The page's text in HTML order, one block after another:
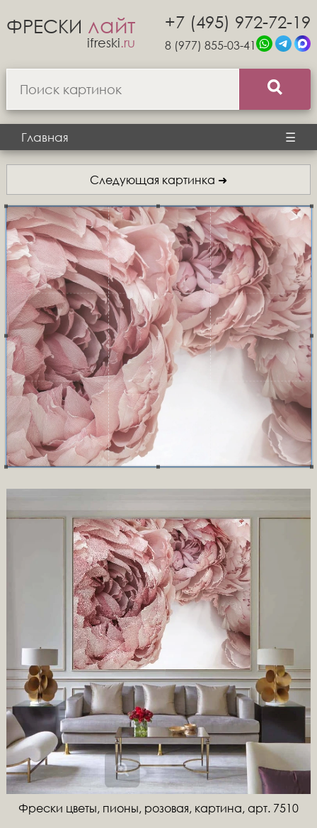
ФРЕСКИ лайт
ifreski.ru
+7 (495) 972-72-19
8 (977) 855-03-41
Главная ☰
Следующая картинка ➜
Фрески цветы, пионы, розовая, картина, арт. 7510